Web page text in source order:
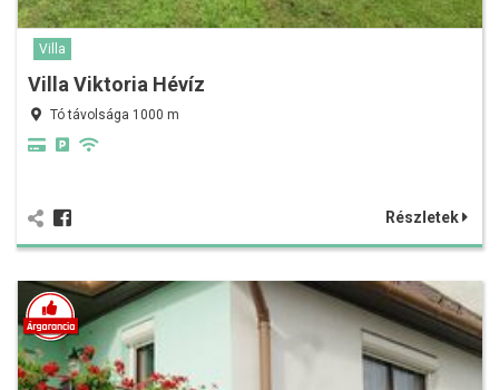
Villa
Villa Viktoria Hévíz
Tó távolsága 1000 m
Részletek